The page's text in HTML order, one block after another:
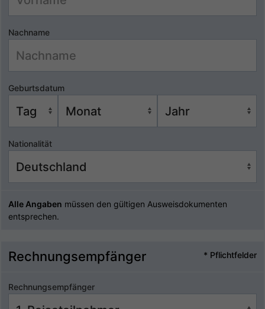
Nachname
Geburtsdatum
Nationalität
Alle Angaben müssen den gültigen Ausweisdokumenten
entsprechen.
Rechnungsempfänger * Pflichtfelder
Rechnungsempfänger